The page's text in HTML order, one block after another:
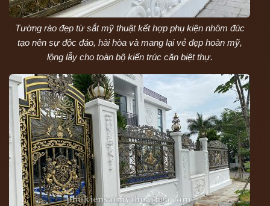
Tường rào đẹp từ sắt mỹ thuật kết hợp phụ kiện nhôm đúc
tạo nên sự độc đáo, hài hòa và mang lại vẻ đẹp hoàn mỹ,
lộng lẫy cho toàn bộ kiến trúc căn biệt thự.